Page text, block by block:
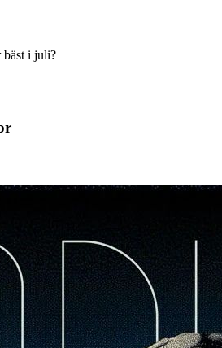
bäst i juli?